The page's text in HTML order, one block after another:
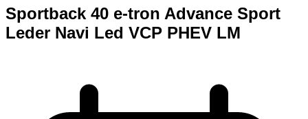
Sportback 40 e-tron Advance Sport
Leder Navi Led VCP PHEV LM